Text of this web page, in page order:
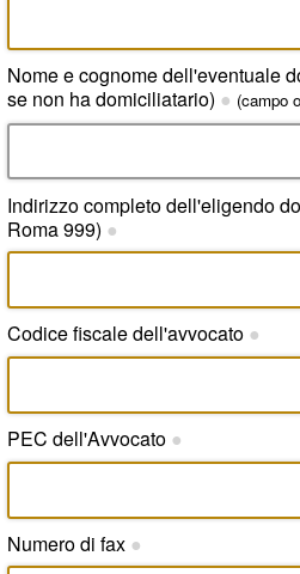
Nome e cognome dell'eventuale
se non ha domiciliatario) ● (campo
Indirizzo completo dell'eligendo
Roma 999) ●
Codice fiscale dell'avvocato ●
PEC dell'Avvocato ●
Numero di fax ●